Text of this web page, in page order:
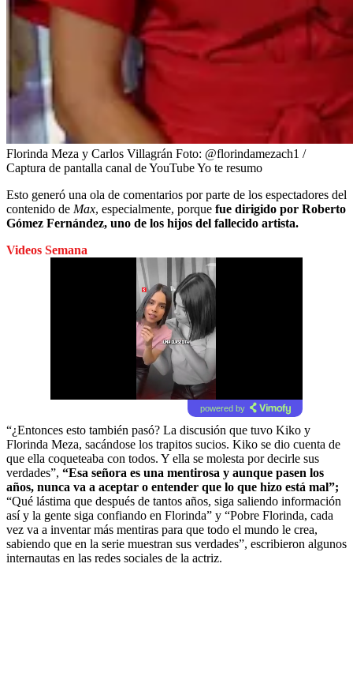
Florinda Meza y Carlos Villagrán Foto: @florindamezach1 /
Captura de pantalla canal de YouTube Yo te resumo
Esto generó una ola de comentarios por parte de los espectadores del
contenido de Max, especialmente, porque fue dirigido por Roberto
Gómez Fernández, uno de los hijos del fallecido artista.
Videos Semana
powered by
“¿Entonces esto también pasó? La discusión que tuvo Kiko y
Florinda Meza, sacándose los trapitos sucios. Kiko se dio cuenta de
que ella coqueteaba con todos. Y ella se molesta por decirle sus
verdades”, “Esa señora es una mentirosa y aunque pasen los
años, nunca va a aceptar o entender que lo que hizo está mal”;
“Qué lástima que después de tantos años, siga saliendo información
así y la gente siga confiando en Florinda” y “Pobre Florinda, cada
vez va a inventar más mentiras para que todo el mundo le crea,
sabiendo que en la serie muestran sus verdades”, escribieron algunos
internautas en las redes sociales de la actriz.